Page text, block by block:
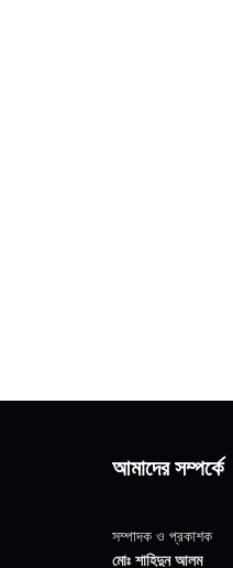
আমাদের সম্পর্কে
সম্পাদক ও প্রকাশক
মোঃ শাহিদুন আলম